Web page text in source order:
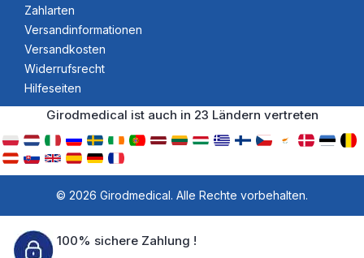
Zahlarten
Versandinformationen
Versandkosten
Widerrufsrecht
Hilfeseiten
Girodmedical ist auch in 23 Ländern vertreten
© 2026 Girodmedical. Alle Rechte vorbehalten.
100% sichere Zahlung !